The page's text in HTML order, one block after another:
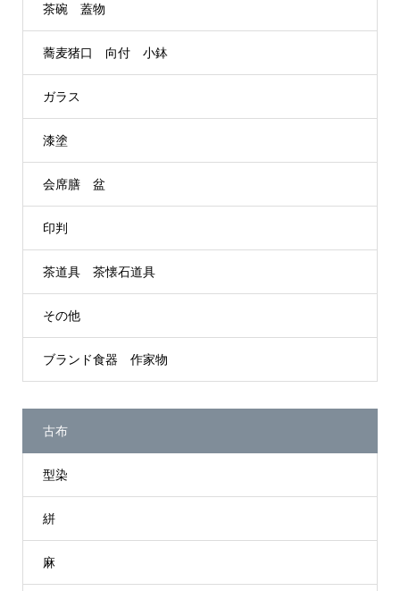
茶碗 蓋物
蕎麦猪口 向付 小鉢
ガラス
漆塗
会席膳 盆
印判
茶道具 茶懐石道具
その他
ブランド食器 作家物
古布
型染
絣
麻